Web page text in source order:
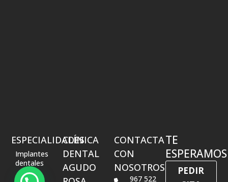
ESPECIALIDADES
Implantes
dentales
Estética
CLÍNICA
DENTAL
AGUDO
CONTACTA
CON
NOSOTROS
967 522
TE
ESPERAMOS
PEDIR